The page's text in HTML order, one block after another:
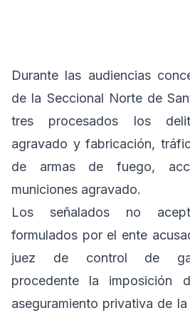
Durante las audiencias
de la Seccional Norte de
tres procesados los
agravado y fabricación,
de armas de fuego,
municiones agravado.
Los señalados no
formulados por el ente
juez de control de
procedente la imposición
aseguramiento privativa de